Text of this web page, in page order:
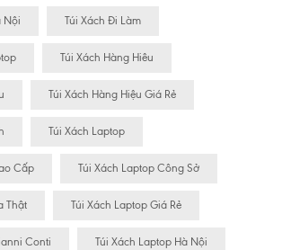
Nội Túi Xách Đi Làm
Túi Xách Hàng Hiêu
Túi Xách Hàng Hiệu Giá Rẻ
Túi Xách Laptop
Cấp Túi Xách Laptop Công Sở
Thật Túi Xách Laptop Giá Rẻ
Conti Túi Xách Laptop Hà Nội